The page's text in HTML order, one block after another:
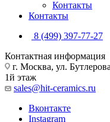
Контакты
Контакты
8 (499) 397-77-27
Контактная информация
г. Москва, ул.
1й этаж
sales@hit-ceramics.ru
Вконтакте
Instagram